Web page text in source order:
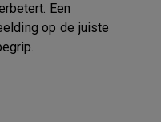
Een
op de juiste